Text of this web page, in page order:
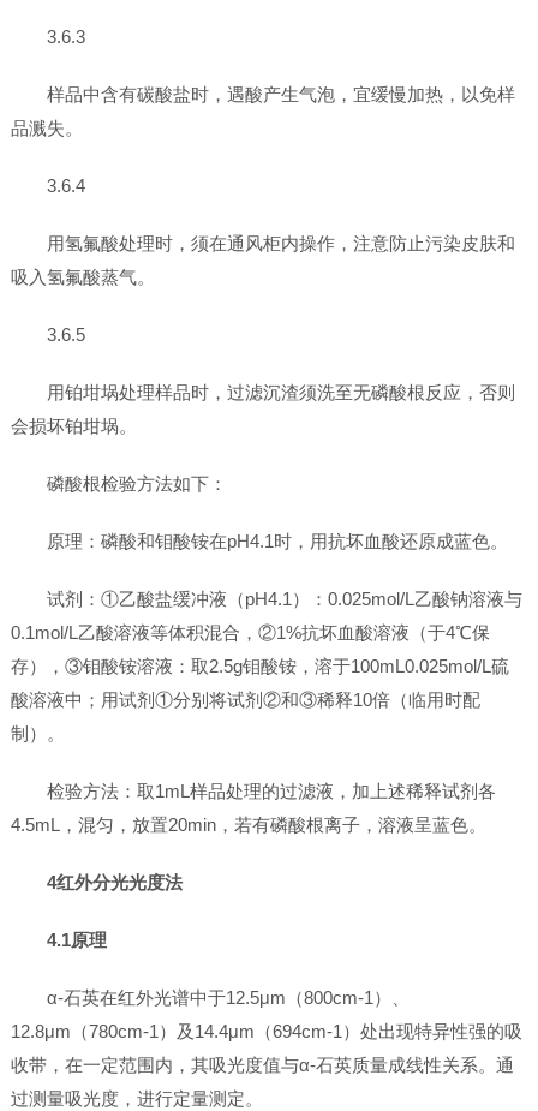
3.6.3
样品中含有碳酸盐时，遇酸产生气泡，宜缓慢加热，以免样
品溅失。
3.6.4
用氢氟酸处理时，须在通风柜内操作，注意防止污染皮肤和
吸入氢氟酸蒸气。
3.6.5
用铂坩埚处理样品时，过滤沉渣须洗至无磷酸根反应，否则
会损坏铂坩埚。
磷酸根检验方法如下：
原理：磷酸和钼酸铵在pH4.1时，用抗坏血酸还原成蓝色。
试剂：①乙酸盐缓冲液（pH4.1）：0.025mol/L乙酸钠溶液与
0.1mol/L乙酸溶液等体积混合，②1%抗坏血酸溶液（于4℃保
存），③钼酸铵溶液：取2.5g钼酸铵，溶于100mL0.025mol/L硫
酸溶液中；用试剂①分别将试剂②和③稀释10倍（临用时配
制）。
检验方法：取1mL样品处理的过滤液，加上述稀释试剂各
4.5mL，混匀，放置20min，若有磷酸根离子，溶液呈蓝色。
4红外分光光度法
4.1原理
α-石英在红外光谱中于12.5μm（800cm-1）、
12.8μm（780cm-1）及14.4μm（694cm-1）处出现特异性强的吸
收带，在一定范围内，其吸光度值与α-石英质量成线性关系。通
过测量吸光度，进行定量测定。